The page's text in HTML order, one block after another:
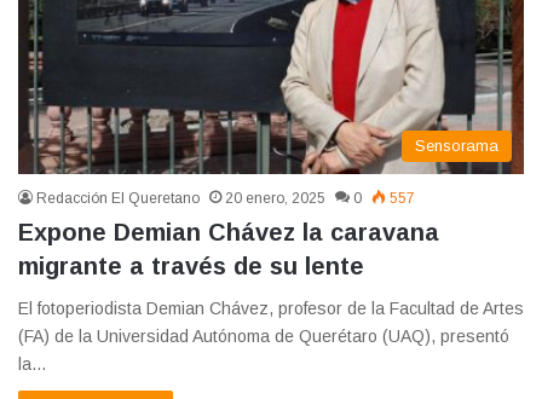
Sensorama
Redacción El Queretano 20 enero, 2025 0 557
Expone Demian Chávez la caravana
migrante a través de su lente
El fotoperiodista Demian Chávez, profesor de la Facultad de Artes
(FA) de la Universidad Autónoma de Querétaro (UAQ), presentó
la…